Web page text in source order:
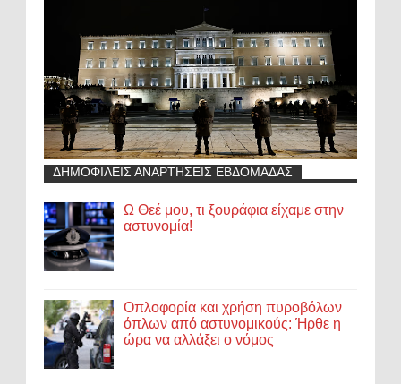
ΔΗΜΟΦΙΛΕΙΣ ΑΝΑΡΤΗΣΕΙΣ ΕΒΔΟΜΑΔΑΣ
Ω Θεέ μου, τι ξουράφια είχαμε στην
αστυνομία!
Οπλοφορία και χρήση πυροβόλων
όπλων από αστυνομικούς: Ήρθε η
ώρα να αλλάξει ο νόμος